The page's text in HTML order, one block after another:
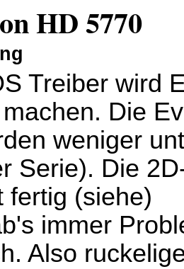
HD 5770
Treiber wird
Die
weniger
Serie). Die
fertig (siehe)
immer
Also